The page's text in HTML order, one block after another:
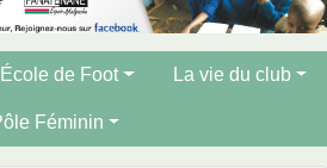
École de Foot La vie du club
Féminin